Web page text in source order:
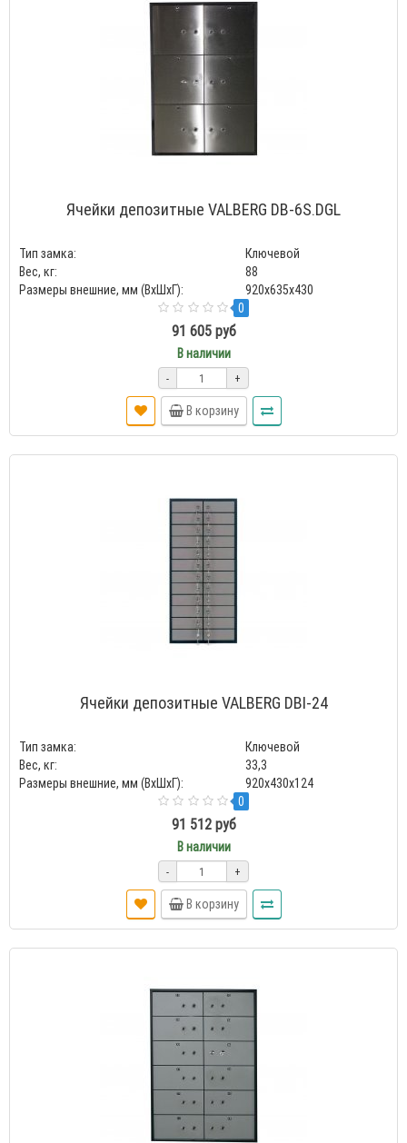
Ячейки депозитные VALBERG DB-6S.DGL
Тип замка:
Ключевой
Вес, кг:
88
Размеры внешние, мм (ВхШхГ):
920x635x430
0
91 605 руб
В наличии
- +
В корзину
Ячейки депозитные VALBERG DBI-24
Тип замка:
Ключевой
Вес, кг:
33,3
Размеры внешние, мм (ВхШхГ):
920x430x124
0
91 512 руб
В наличии
- +
В корзину